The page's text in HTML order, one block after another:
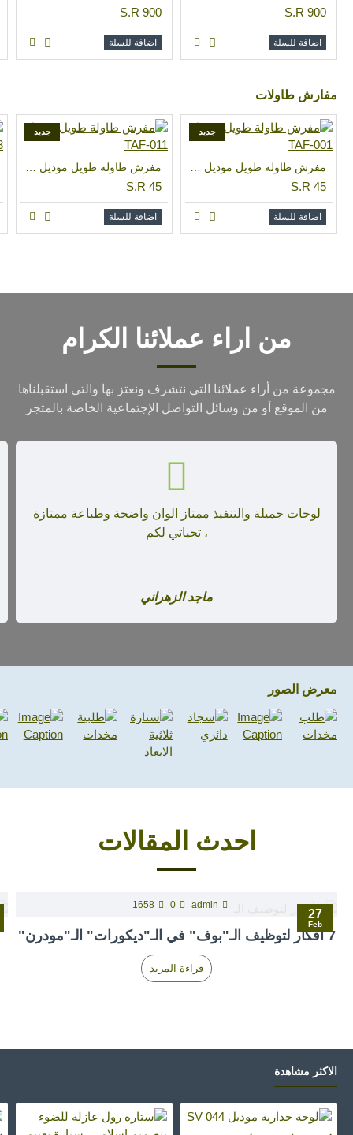
S.R 900
اضافة للسلة
S.R 900
اضافة للسلة
مفارش طاولات
جديد
S.R 45
اضافة للسلة
جديد
S.R 45
اضافة للسلة
من اراء عملائنا الكرام
مجموعة من أراء عملائنا التي نتشرف ونعتز بها والتي استقبلناها
من الموقع أو من وسائل التواصل الإجتماعية الخاصة بالمتجر
لوحات جميلة والتنفيذ ممتاز الوان واضحة وطباعة ممتازة
، تحياتي لكم
ماجد الزهراني
معرض الصور
احدث المقاﻻت
27
Feb
admin
0
1658
7 أفكار لتوظيف الـ"بوف" في الـ"ديكورات" الـ"مودرن"
قراءة المزيد
اﻻكثر مشاهدة